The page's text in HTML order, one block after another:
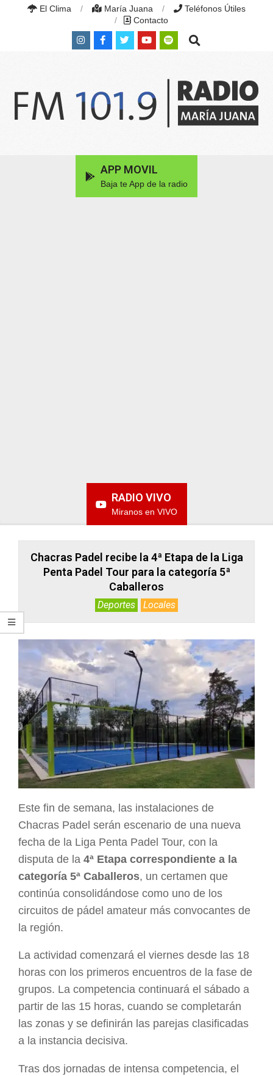
El Clima María Juana
Teléfonos Útiles
Contacto
Search
APP MOVIL
Baja te App de la radio
RADIO VIVO
Miranos en VIVO
Chacras Padel recibe la 4ª Etapa de la Liga
Penta Padel Tour para la categoría 5ª
Caballeros
Deportes Locales
Este fin de semana, las instalaciones de
Chacras Padel serán escenario de una nueva
fecha de la Liga Penta Padel Tour, con la
disputa de la 4ª Etapa correspondiente a la
categoría 5ª Caballeros, un certamen que
continúa consolidándose como uno de los
circuitos de pádel amateur más convocantes de
la región.
La actividad comenzará el viernes desde las 18
horas con los primeros encuentros de la fase de
grupos. La competencia continuará el sábado a
partir de las 15 horas, cuando se completarán
las zonas y se definirán las parejas clasificadas
a la instancia decisiva.
Tras dos jornadas de intensa competencia, el